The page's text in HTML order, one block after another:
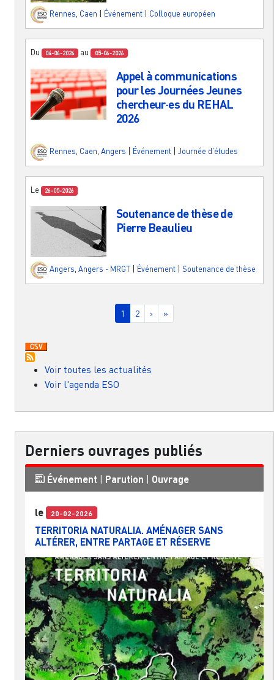
Rennes, Caen Événement Colloque européen
Du 04-06-2026 au 05-06-2026
Appel à communications
pour les Journées Jeunes
chercheur·es du REHAL
2026
Rennes, Caen, Angers Événement Journée d'études
Le 26-05-2026
Soutenance de thèse de
Pierre Beaulieu
Angers Angers - MRGT Événement Soutenance de thèse
Page courante
1 Page
2 Page suivante
› Dernière page
»
Voir toutes les actualités
Voir l'agenda ESO
Derniers ouvrages publiés
Événement | Parution | Ouvrage
le 20-02-2026
TERRITORIA NATURALIA. AMÉNAGER SANS
ALTÉRER, ENTRE PARTAGE ET RÉSERVE